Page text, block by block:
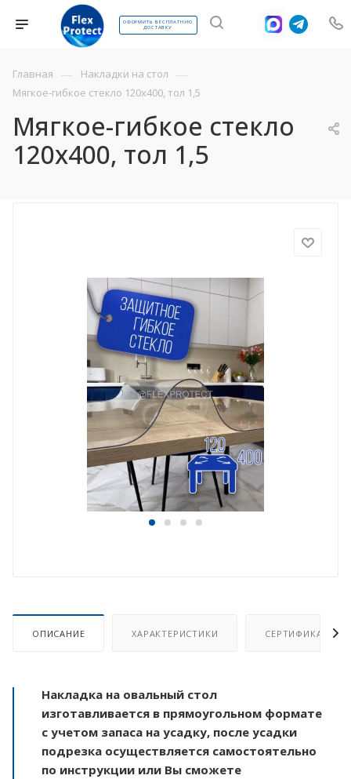
ОФОРМИТЬ БЕСПЛАТНУЮ
ДОСТАВКУ
Главная — Накладки на стол —
Мягкое-гибкое стекло 120х400, тол 1,5
Мягкое-гибкое стекло
120х400, тол 1,5
ОПИСАНИЕ ХАРАКТЕРИСТИКИ СЕРТИФИКАТ
Накладка на овальный стол
изготавливается в прямоугольном формате
с учетом запаса на усадку, после усадки
подрезка осуществляется самостоятельно
по инструкции или Вы сможете